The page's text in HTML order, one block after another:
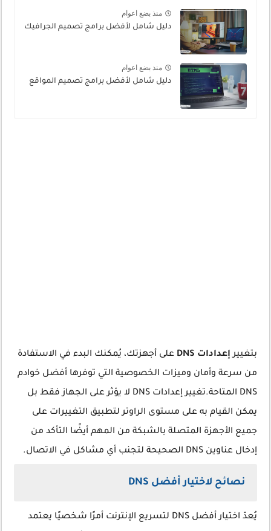
منذ بضع اعوام
دليل شامل لأفضل برامج تصميم الجرافيك
منذ بضع اعوام
دليل شامل لأفضل برامج تصميم المواقع
بتغييرإعدادات DNS
على أجهزتك، يُمكنك البدء في الاستفادة
من سرعة وأمان وميزات الخصوصية التي توفرها أفضل خوادم
DNS المتاحة.تغيير إعدادات DNS لا يؤثر على الجهاز فقط بل
يمكن القيام به على مستوى الراوتر لتطبيق التغييرات على
جميع الأجهزة المتصلة بالشبكة من المهم أيضًا التأكد من
إدخال عناوين DNS الصحيحة لتجنب أي مشاكل في الاتصال.
نصائح لاختيار أفضل DNS
يُعدّ اختيار أفضل DNS لتسريع الإنترنت أمرًا شخصيًا يعتمد